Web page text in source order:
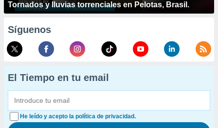
Tornados y lluvias torrenciales en Pelotas, Brasil.
Síguenos
El Tiempo en tu email
He leído y acepto la política de privacidad.